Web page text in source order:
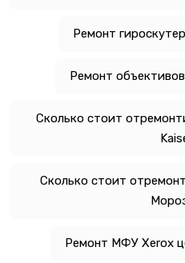
Ремонт
Ремонт
Сколько стоит
Сколько стоит
Ремонт МФУ Xerox